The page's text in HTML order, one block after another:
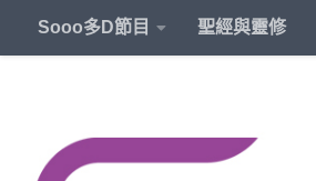
Sooo多D節目 聖經與靈修